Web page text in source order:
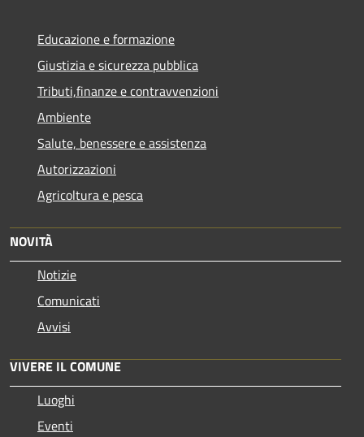
Educazione e formazione
Giustizia e sicurezza pubblica
Tributi,finanze e contravvenzioni
Ambiente
Salute, benessere e assistenza
Autorizzazioni
Agricoltura e pesca
NOVITÀ
Notizie
Comunicati
Avvisi
VIVERE IL COMUNE
Luoghi
Eventi